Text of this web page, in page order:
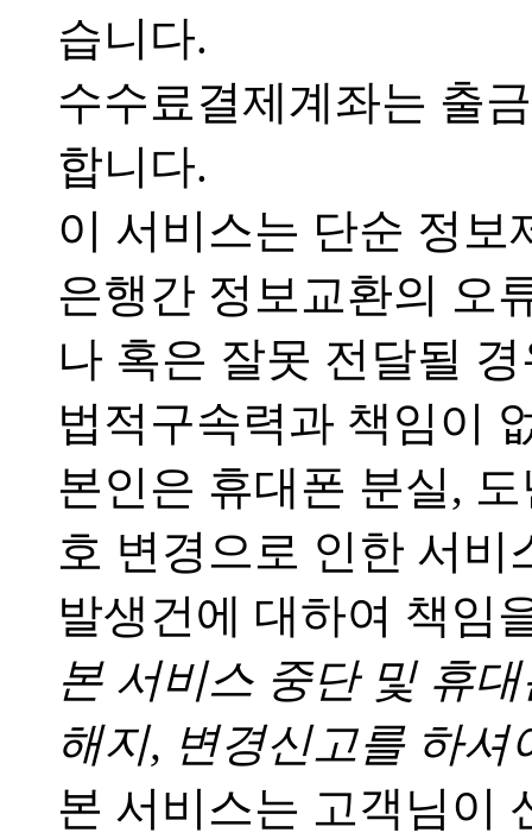
습니다.
수수료결제계좌는 출
합니다.
이 서비스는 단순 정보
은행간 정보교환의 오
나 혹은 잘못 전달될
법적구속력과 책임이
본인은 휴대폰 분실,
호 변경으로 인한 서비
발생건에 대하여 책임
본 서비스 중단 및 휴
해지, 변경신고를 하셔
본 서비스는 고객님이